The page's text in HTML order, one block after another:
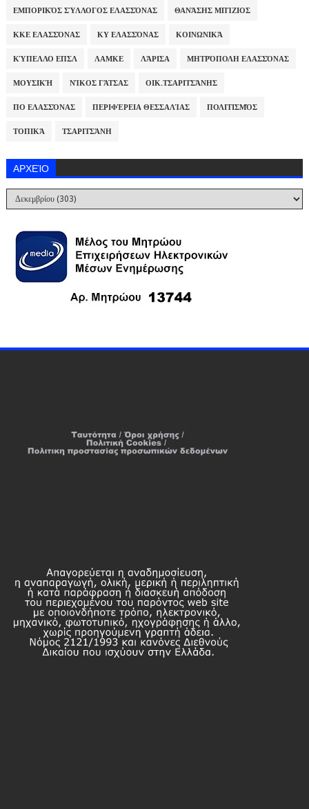
ΕΜΠΟΡΙΚΌΣ ΣΎΛΛΟΓΟΣ ΕΛΑΣΣΌΝΑΣ ΘΑΝΆΣΗΣ ΜΠΊΖΙΟΣ
ΚΚΕ ΕΛΑΣΣΌΝΑΣ ΚΥ ΕΛΑΣΣΌΝΑΣ ΚΟΙΝΩΝΙΚΆ
ΚΎΠΕΛΛΟ ΕΠΣΛ ΛΑΜΚΕ ΛΆΡΙΣΑ ΜΗΤΡΌΠΟΛΗ ΕΛΑΣΣΌΝΑΣ
ΜΟΥΣΙΚΉ ΝΊΚΟΣ ΓΆΤΣΑΣ ΟΙΚ.ΤΣΑΡΙΤΣΆΝΗΣ
ΠΟ ΕΛΑΣΣΌΝΑΣ ΠΕΡΙΦΈΡΕΙΑ ΘΕΣΣΑΛΊΑΣ ΠΟΛΙΤΙΣΜΌΣ
ΤΟΠΙΚΆ ΤΣΑΡΙΤΣΆΝΗ
ΑΡΧΕΊΟ